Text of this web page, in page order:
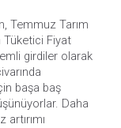
Temmuz Tarım
Tüketici Fiyat
girdiler olarak
başa baş
Daha